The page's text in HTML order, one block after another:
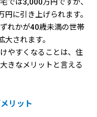
では3,000万円ですが、
に引き上げられます。
れかが40歳未満の世帯
されます。
やすくなることは、住
きなメリットと言える
リット